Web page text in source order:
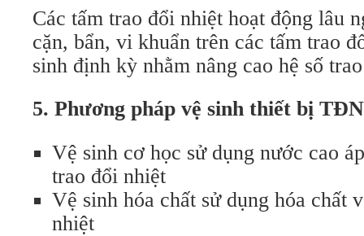
Các tấm trao đổi nhiệt hoạt động lâu
cặn, bẩn, vi khuẩn trên các tấm trao
sinh định kỳ nhằm nâng cao hệ số
5. Phương pháp vệ sinh thiết bị
Vệ sinh cơ học sử dụng nước cao
trao đổi nhiệt
Vệ sinh hóa chất sử dụng hóa chất
nhiệt